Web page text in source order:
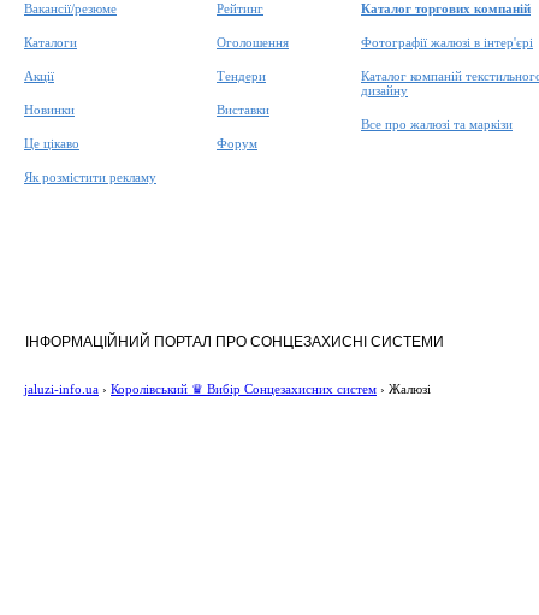
Вакансії/резюме
Каталоги
Акції
Новинки
Це цікаво
Як розмістити рекламу
Рейтинг
Оголошення
Тендери
Виставки
Форум
Каталог торгових компаній
Фотографії жалюзі в інтер'єрі
Каталог компаній
дизайну
Все про жалюзі та маркізи
ІНФОРМАЦІЙНИЙ ПОРТАЛ ПРО СОНЦЕЗАХИСНІ СИСТЕМИ
jaluzi-info.ua › Королівський ♛ Вибір Сонцезахисних систем › Жалюзі